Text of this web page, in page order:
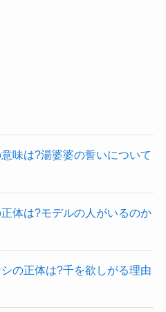
味は?湯婆婆の誓いについて
体は?モデルの人がいるのか
の正体は?千を欲しがる理由